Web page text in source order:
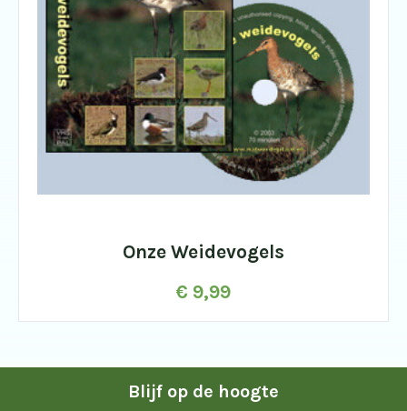
Onze Weidevogels
€ 9,99
Blijf op de hoogte